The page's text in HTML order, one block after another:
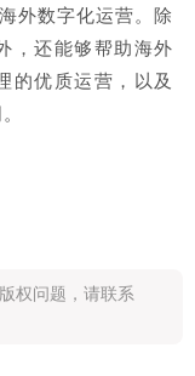
外数字化运营。除
，还能够帮助海外
的优质运营，以及
权问题，请联系